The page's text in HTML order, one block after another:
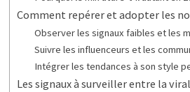
Comment repérer et adopter les
Observer les signaux faibles et les
Suivre les influenceurs et les
Intégrer les tendances à son style
Les signaux à surveiller entre la